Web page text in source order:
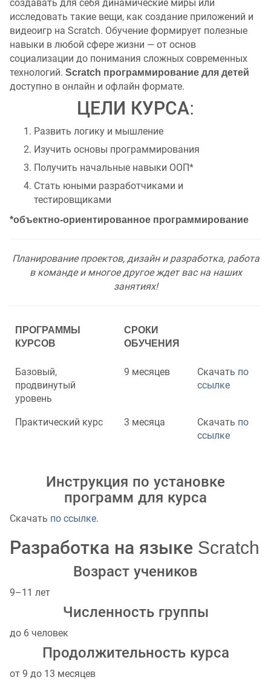
создавать для себя динамические миры или
исследовать такие вещи, как создание приложений и
видеоигр на Scratch. Обучение формирует полезные
навыки в любой сфере жизни — от основ
социализации до понимания сложных современных
технологий. Scratch программирование для детей
доступно в онлайн и офлайн формате.
ЦЕЛИ КУРСА:
Развить логику и мышление
Изучить основы программирования
Получить начальные навыки ООП*
Стать юными разработчиками и
тестировщиками
*объектно-ориентированное программирование
Планирование проектов, дизайн и разработка, работа
в команде и многое другое ждет вас на наших
занятиях!
ПРОГРАММЫ
КУРСОВ
СРОКИ
ОБУЧЕНИЯ
Базовый,
продвинутый
уровень
9 месяцев Скачать по
ссылке
Практический курс 3 месяца Скачать по
ссылке
Инструкция по установке
программ для курса
Скачать по ссылке.
Разработка на языке Scratch
Возраст учеников
9–11 лет
Численность группы
до 6 человек
Продолжительность курса
от 9 до 13 месяцев